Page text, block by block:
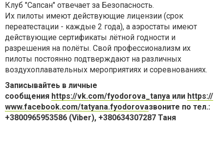
Клуб "Сапсан" отвечает за Безопасность.
Их пилоты имеют действующие лицензии (срок
переатестации - каждые 2 года), а аэростаты имеют
действующие сертификаты лётной годности и
разрешения на полёты. Свой профессионализм их
пилоты постоянно подтверждают на различных
воздухоплавательных мероприятиях и соревнованиях.
Записывайтеь в личные
сообщения https://vk.com/fyodorova_tanya или https://
www.facebook.com/tatyana.fyodorovaзвоните по тел.:
+3800965953586 (Viber), +380634307287 Таня